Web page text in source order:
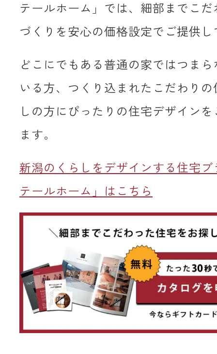
テールホーム」では、細部までこ
づくりを安心の価格設定でご提供
どこにでもある普通の家ではつま
いる方、つくり込まれたこだわり
しの方にぴったりの住宅デザイン
ます。
新潟のくらしをデザインする住宅
テールホーム」はこちら